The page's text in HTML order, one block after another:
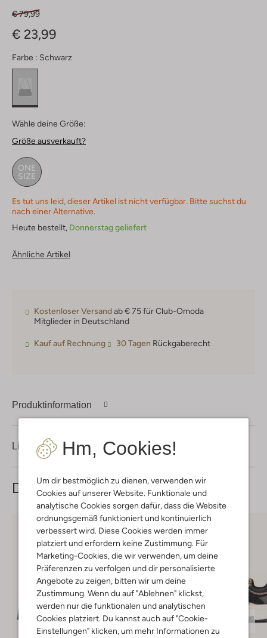
Hm, Cookies!
Um dir bestmöglich zu dienen, verwenden wir
Cookies auf unserer Website. Funktionale und
analytische Cookies sorgen dafür, dass die Website
ordnungsgemäß funktioniert und kontinuierlich
verbessert wird. Diese Cookies werden immer
platziert und erfordern keine Zustimmung. Für
Marketing-Cookies, die wir verwenden, um deine
Präferenzen zu verfolgen und dir personalisierte
Angebote zu zeigen, bitten wir um deine
Zustimmung. Wenn du auf "Ablehnen" klickst,
werden nur die funktionalen und analytischen
Cookies platziert. Du kannst auch auf "Cookie-
Einstellungen" klicken, um mehr Informationen zu
€ 79,99
€ 23,99
Farbe : Schwarz
Wähle deine Größe:
Größe ausverkauft?
ONE
SIZE
Es tut uns leid, dieser Artikel ist nicht verfügbar. Bitte suchst du
nach einer Alternative.
Heute bestellt, Donnerstag geliefert
Ähnliche Artikel
Kostenloser Versandab € 75 für Club-Omoda
Mitglieder in Deutschland
Kauf auf Rechnung 30 Tagen Rückgaberecht
Produktinformation
Lieferung & Rückgabe
Das könnte dir auch gefallen